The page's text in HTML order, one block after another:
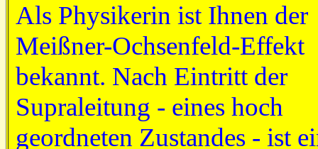
Als Physikerin ist Ihnen der
Meißner-Ochsenfeld-Effekt
bekannt. Nach Eintritt der
Supraleitung - eines hoch
geordneten Zustandes - ist